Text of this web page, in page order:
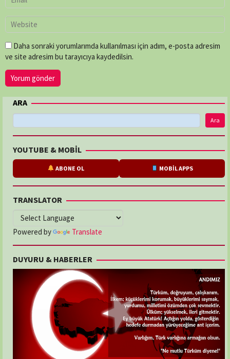
Daha sonraki yorumlarımda kullanılması için adım, e-posta adresim
ve site adresim bu tarayıcıya kaydedilsin.
ARA
Ara
YOUTUBE & MOBİL
ABONE OL MOBİL APPS
TRANSLATOR
Powered by Translate
DUYURU & HABERLER